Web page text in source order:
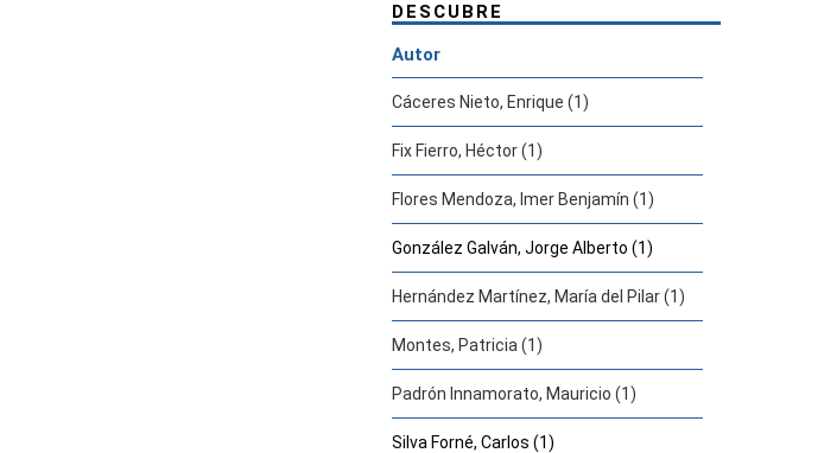
DESCUBRE
Autor
Cáceres Nieto, Enrique (1)
Fix Fierro, Héctor (1)
Flores Mendoza, Imer Benjamín (1)
González Galván, Jorge Alberto (1)
Hernández Martínez, María del Pilar (1)
Montes, Patricia (1)
Padrón Innamorato, Mauricio (1)
Silva Forné, Carlos (1)